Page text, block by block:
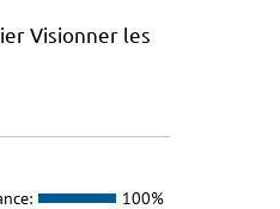
Visionner les
100%